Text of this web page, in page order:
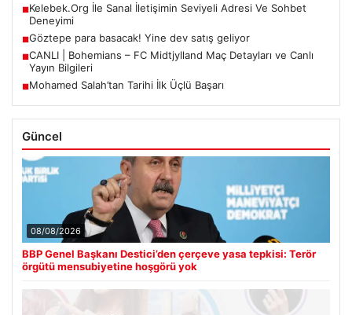
■Kelebek.Org İle Sanal İletişimin Seviyeli Adresi Ve Sohbet
Deneyimi
■Göztepe para basacak! Yine dev satış geliyor
■CANLI | Bohemians – FC Midtjylland Maç Detayları ve Canlı
Yayın Bilgileri
■Mohamed Salah’tan Tarihi İlk Üçlü Başarı
Güncel
08/08/2026
BBP Genel Başkanı Destici’den çerçeve yasa tepkisi: Terör
örgütü mensubiyetine hoşgörü yok